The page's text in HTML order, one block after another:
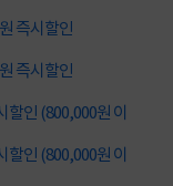
즉시할인
즉시할인
할인 (800,000원 이
할인 (800,000원 이